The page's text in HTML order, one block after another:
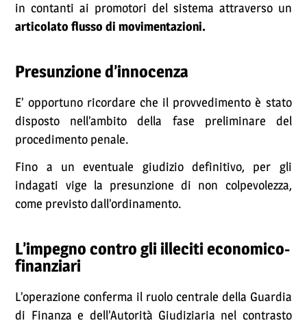
in contanti ai promotori del sistema attraverso un
articolato flusso di movimentazioni.
Presunzione d’innocenza
E’ opportuno ricordare che il provvedimento è stato
disposto nell’ambito della fase preliminare del
procedimento penale.
Fino a un eventuale giudizio definitivo, per gli
indagati vige la presunzione di non colpevolezza,
come previsto dall’ordinamento.
L’impegno contro gli illeciti economico-
finanziari
L’operazione conferma il ruolo centrale della Guardia
di Finanza e dell’Autorità Giudiziaria nel contrasto